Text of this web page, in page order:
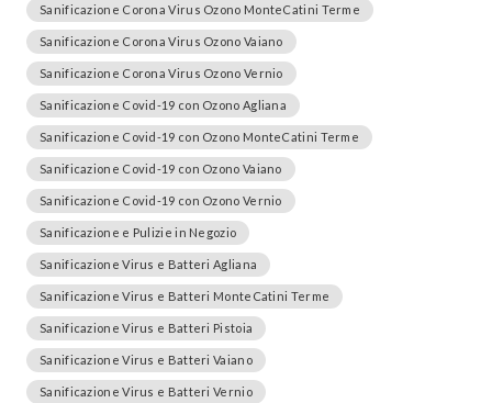
Sanificazione Corona Virus Ozono MonteCatini Terme
Sanificazione Corona Virus Ozono Vaiano
Sanificazione Corona Virus Ozono Vernio
Sanificazione Covid-19 con Ozono Agliana
Sanificazione Covid-19 con Ozono MonteCatini Terme
Sanificazione Covid-19 con Ozono Vaiano
Sanificazione Covid-19 con Ozono Vernio
Sanificazione e Pulizie in Negozio
Sanificazione Virus e Batteri Agliana
Sanificazione Virus e Batteri MonteCatini Terme
Sanificazione Virus e Batteri Pistoia
Sanificazione Virus e Batteri Vaiano
Sanificazione Virus e Batteri Vernio